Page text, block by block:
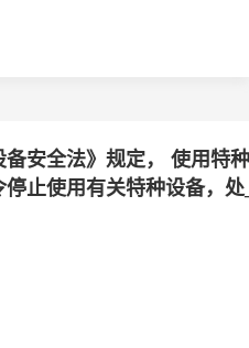
备安全法》规定， 使用特
止使用有关特种设备，处